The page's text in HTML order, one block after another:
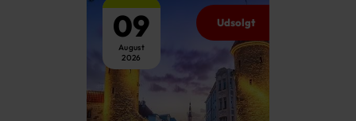
09
August
2026
Udsolgt